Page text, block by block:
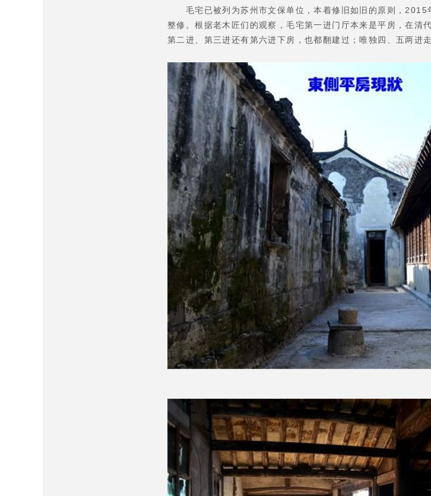
毛宅已被列为苏州市文保单位，本着修旧如旧的原则，2015
整修。根据老木匠们的观察，毛宅第一进门厅本来是平房，在清
第二进、第三进还有第六进下房，也都翻建过；唯独四、五两进